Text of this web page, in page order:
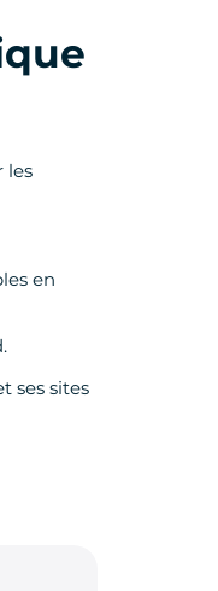
les
en
ses sites